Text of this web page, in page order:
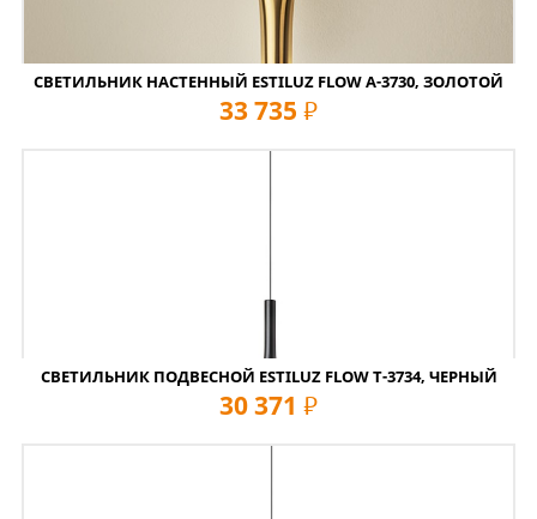
СВЕТИЛЬНИК НАСТЕННЫЙ ESTILUZ FLOW A-3730, ЗОЛОТОЙ
33 735 руб
СВЕТИЛЬНИК ПОДВЕСНОЙ ESTILUZ FLOW T-3734, ЧЕРНЫЙ
30 371 руб